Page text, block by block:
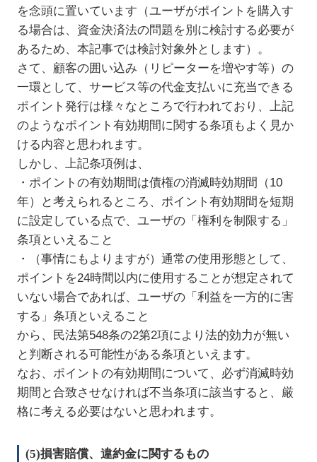
を念頭に置いています（ユーザがポイントを購入す
る場合は、資金決済法の問題を別に検討する必要が
あるため、本記事では検討対象外とします）。
さて、顧客の囲い込み（リピーターを増やす等）の
一環として、サービス等の代金支払いに充当できる
ポイント発行は様々なところで行われており、上記
のようなポイント有効期間に関する条項もよく見か
ける内容と思われます。
しかし、上記条項例は、
・ポイントの有効期間は債権の消滅時効期間（10
年）と考えられるところ、ポイント有効期間を短期
に設定している点で、ユーザの「権利を制限する」
条項といえること
・（事情にもよりますが）通常の使用形態として、
ポイントを24時間以内に使用することが想定されて
いない場合であれば、ユーザの「利益を一方的に害
する」条項といえること
から、民法第548条の2第2項により法的効力が無い
と判断される可能性がある条項といえます。
なお、ポイントの有効期間について、必ず消滅時効
期間と合致させなければ不当条項に該当すると、厳
格に考える必要はないと思われます。
(5)損害賠償、違約金に関するもの